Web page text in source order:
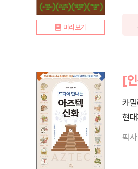
미리보기
[
카
현
픽